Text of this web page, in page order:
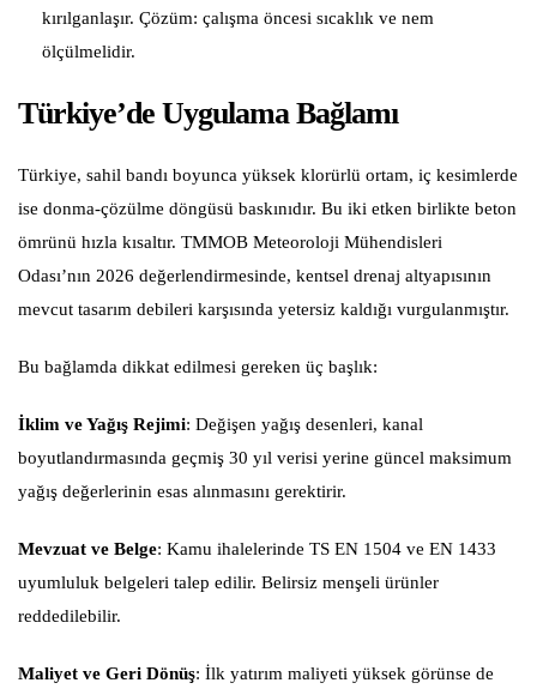
kırılganlaşır. Çözüm: çalışma öncesi sıcaklık ve nem
ölçülmelidir.
Türkiye’de Uygulama Bağlamı
Türkiye, sahil bandı boyunca yüksek klorürlü ortam, iç kesimlerde
ise donma-çözülme döngüsü baskınıdır. Bu iki etken birlikte beton
ömrünü hızla kısaltır. TMMOB Meteoroloji Mühendisleri
Odası’nın 2026 değerlendirmesinde, kentsel drenaj altyapısının
mevcut tasarım debileri karşısında yetersiz kaldığı vurgulanmıştır.
Bu bağlamda dikkat edilmesi gereken üç başlık:
İklim ve Yağış Rejimi: Değişen yağış desenleri, kanal
boyutlandırmasında geçmiş 30 yıl verisi yerine güncel maksimum
yağış değerlerinin esas alınmasını gerektirir.
Mevzuat ve Belge: Kamu ihalelerinde TS EN 1504 ve EN 1433
uyumluluk belgeleri talep edilir. Belirsiz menşeli ürünler
reddedilebilir.
Maliyet ve Geri Dönüş: İlk yatırım maliyeti yüksek görünse de